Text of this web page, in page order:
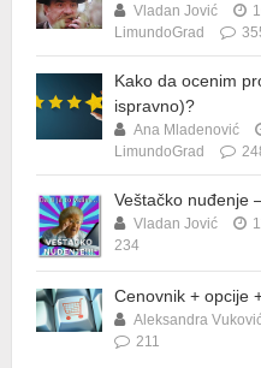
Vladan Jović
LimundoGrad
Kako da ocenim
ispravno)?
Ana Mladenović
LimundoGrad
Veštačko nuđenje
Vladan Jović
234
Cenovnik + opcije
Aleksandra
211